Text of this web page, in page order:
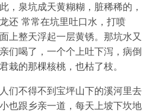
，泉坑成天黄糊糊，脏稀稀的，
还 常常在坑里吐口水，打喷
上整天浮起一层黄锈。那坑水又
们喝了，一个个上吐下泻，病倒
栽的那棵核桃，也枯了枝。
们不得不到宝坪山下的溪河里去
也跟乡亲一道，每天上坡下坎地